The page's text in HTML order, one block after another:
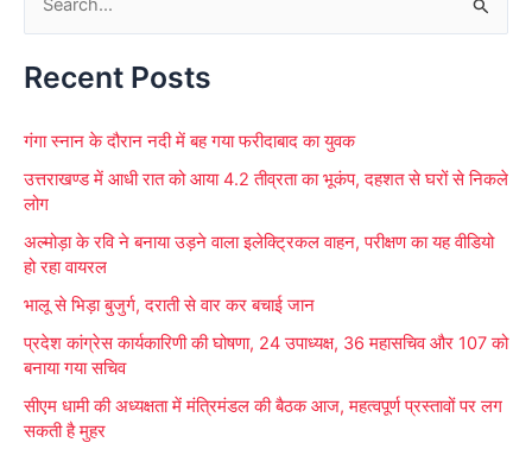
a
c
h
f
o
Recent Posts
गंगा स्नान के दौरान नदी में बह गया फरीदाबाद का युवक
उत्तराखण्ड में आधी रात को आया 4.2 तीव्रता का भूकंप, दहशत से घरों से निकले
लोग
अल्मोड़ा के रवि ने बनाया उड़ने वाला इलेक्ट्रिकल वाहन, परीक्षण का यह वीडियो
हो रहा वायरल
भालू से भिड़ा बुजुर्ग, दराती से वार कर बचाई जान
प्रदेश कांग्रेस कार्यकारिणी की घोषणा, 24 उपाध्यक्ष, 36 महासचिव और 107 को
बनाया गया सचिव
सीएम धामी की अध्यक्षता में मंत्रिमंडल की बैठक आज, महत्वपूर्ण प्रस्तावों पर लग
सकती है मुहर